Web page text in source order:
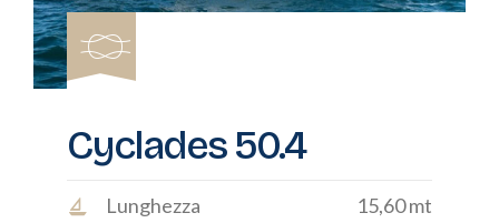
Cyclades 50.4
Lunghezza 15,60 mt